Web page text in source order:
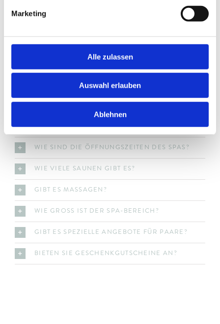
Marketing
Alle zulassen
Auswahl erlauben
Ablehnen
WIE KANN ICH EINE WELLNESSANWENDUNG
BUCHEN?
GIBT ES EIN DAY SPA ANGEBOT?
KANN ICH BADEN GEHEN?
WELCHES FITNESS- UND SPORTANGEBOT GIBT
GIBT ES BADEMÄNTEL?
WIE SIND DIE ÖFFNUNGSZEITEN DES SPAS?
WIE VIELE SAUNEN GIBT ES?
GIBT ES MASSAGEN?
WIE GROSS IST DER SPA-BEREICH?
GIBT ES SPEZIELLE ANGEBOTE FÜR PAARE?
BIETEN SIE GESCHENKGUTSCHEINE AN?